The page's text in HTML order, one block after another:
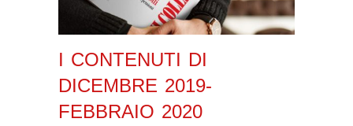
I CONTENUTI DI
DICEMBRE 2019-
FEBBRAIO 2020